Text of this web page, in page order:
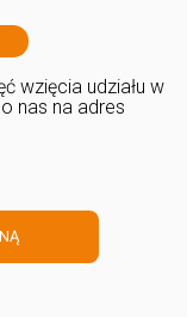
wzięcia udziału w
nas na adres